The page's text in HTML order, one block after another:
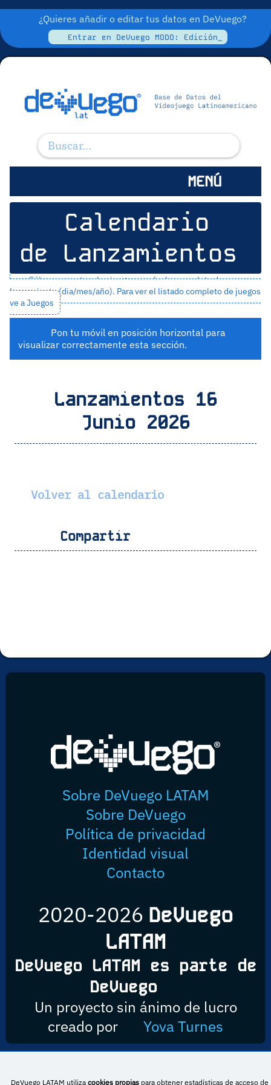
¿Quieres añadir o editar tus datos en DeVuego?
Entrar en DeVuego MODO: Edición_
MENÚ
Calendario
de Lanzamientos
Sólo se muestran los juegos con fecha completa de
lanzamiento (dia/mes/año). Para ver el listado completo de juegos
ve aJuegos
Pon tu móvil en posición horizontal para
visualizar correctamente esta sección.
Lanzamientos 16
Junio 2026
Volver al calendario
Compartir
Sobre DeVuego LATAM
Sobre DeVuego
Política de privacidad
Identidad visual
Contacto
2020-2026 DeVuego
LATAM
DeVuego LATAM es parte de
DeVuego
Un proyecto sin ánimo de lucro
creado por
Yova Turnes
Esta obra está bajo una licencia de Creative Commons Reconocimiento-
DeVuego LATAM utiliza cookies propiaspara obtener estadísticas de acceso de